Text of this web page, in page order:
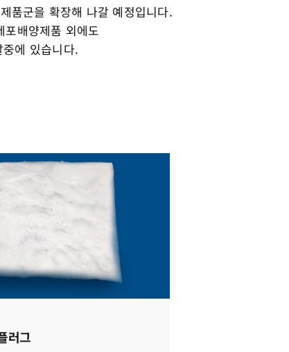
품군을 확장해 나갈 예정입니다.
배양제품 외에도
에 있습니다.
러그